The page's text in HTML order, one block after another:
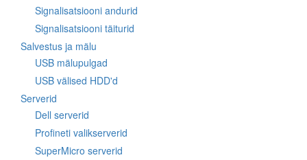
Signalisatsiooni andurid
Signalisatsiooni täiturid
Salvestus ja mälu
USB mälupulgad
USB välised HDD'd
Serverid
Dell serverid
Profineti valikserverid
SuperMicro serverid